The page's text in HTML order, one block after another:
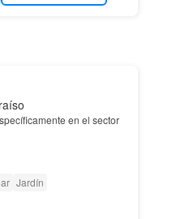
en el sector
Jardín